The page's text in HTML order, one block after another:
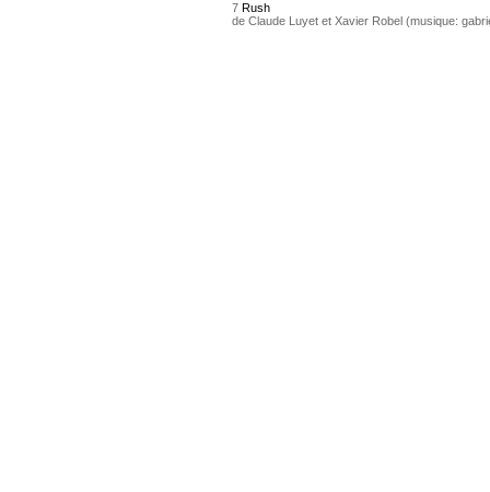
7 Rush
de Claude Luyet et Xavier Robel (musique: